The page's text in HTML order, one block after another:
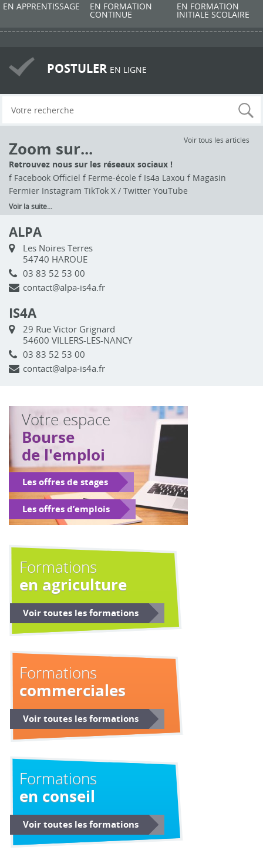
EN APPRENTISSAGE EN FORMATION
CONTINUE
EN FORMATION
INITIALE SCOLAIRE
POSTULER EN LIGNE
Zoom sur...
Voir tous les articles
Retrouvez nous sur les réseaux sociaux !
f Facebook Officiel f Ferme-école f Is4a Laxou f Magasin
Fermier Instagram TikTok X / Twitter YouTube
Voir la suite...
ALPA
Les Noires Terres
54740 HAROUE
03 83 52 53 00
contact@alpa-is4a.fr
IS4A
29 Rue Victor Grignard
54600 VILLERS-LES-NANCY
03 83 52 53 00
contact@alpa-is4a.fr
Votre espace
Bourse
de l'emploi
Les offres de stages
Les offres d’emplois
Formations
en agriculture
Voir toutes les formations
Formations
commerciales
Voir toutes les formations
Formations
en conseil
Voir toutes les formations